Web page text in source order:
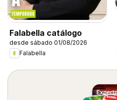
Falabella catálogo
desde sábado 01/08/2026
Falabella